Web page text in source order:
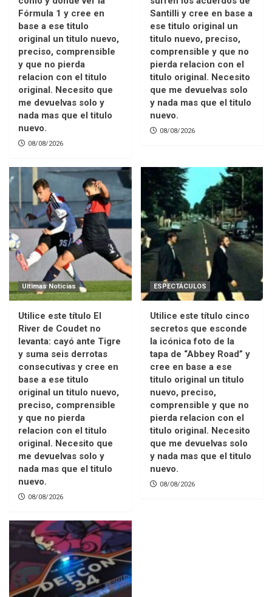
Fórmula 1 y cree en
base a ese titulo
original un titulo nuevo,
preciso, comprensible
y que no pierda
relacion con el titulo
original. Necesito que
me devuelvas solo y
nada mas que el titulo
nuevo.
08/08/2026
Santilli y cree en base a
ese titulo original un
titulo nuevo, preciso,
comprensible y que no
pierda relacion con el
titulo original. Necesito
que me devuelvas solo
y nada mas que el titulo
nuevo.
08/08/2026
Ultimas Noticias
Utilice este título El
River de Coudet no
levanta: cayó ante Tigre
y suma seis derrotas
consecutivas y cree en
base a ese titulo
original un titulo nuevo,
preciso, comprensible
y que no pierda
relacion con el titulo
original. Necesito que
me devuelvas solo y
nada mas que el titulo
nuevo.
08/08/2026
ESPECTÁCULOS
Utilice este título cinco
secretos que esconde
la icónica foto de la
tapa de “Abbey Road” y
cree en base a ese
titulo original un titulo
nuevo, preciso,
comprensible y que no
pierda relacion con el
titulo original. Necesito
que me devuelvas solo
y nada mas que el titulo
nuevo.
08/08/2026